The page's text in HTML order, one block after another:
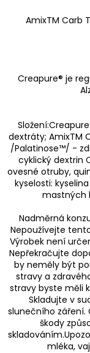
AmixTM Carb
Creapure® je
dextráty; AmixTM
/Palatinose™/ -
cyklický dextrin
ovesné otruby,
kyselosti:
mastných
Nadměrná
Nepoužívejte
Výrobek není
Nepřekračujte
by neměly být
stravy a
stravy byste měli
Skladujte v
slunečního záření.
škody
mléka,